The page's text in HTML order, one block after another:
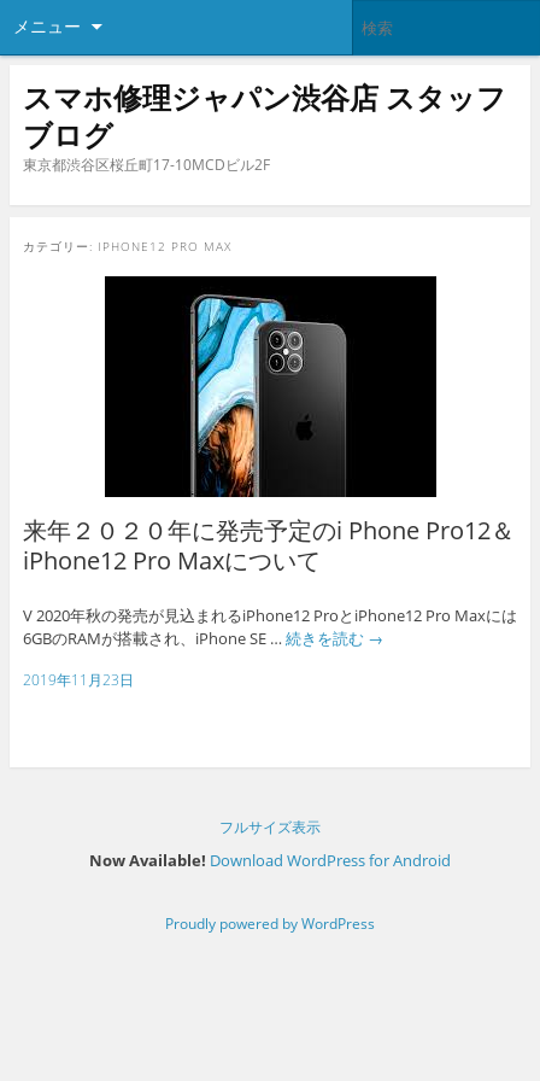
メニュー
スマホ修理ジャパン渋谷店 スタッフ
ブログ
東京都渋谷区桜丘町17-10MCDビル2F
カテゴリー: IPHONE12 PRO MAX
来年２０２０年に発売予定のi Phone Pro12＆
iPhone12 Pro Maxについて
V 2020年秋の発売が見込まれるiPhone12 ProとiPhone12 Pro Maxには
6GBのRAMが搭載され、iPhone SE … 続きを読む →
2019年11月23日
フルサイズ表示
Now Available! Download WordPress for Android
Proudly powered by WordPress